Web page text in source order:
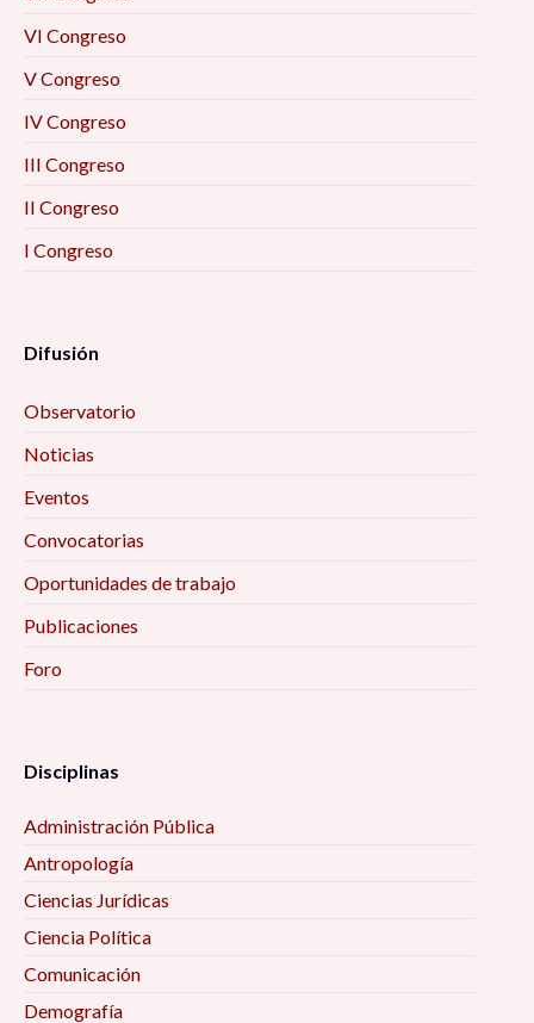
VI Congreso
V Congreso
IV Congreso
III Congreso
II Congreso
I Congreso
Difusión
Observatorio
Noticias
Eventos
Convocatorias
Oportunidades de trabajo
Publicaciones
Foro
Disciplinas
Administración Pública
Antropología
Ciencias Jurídicas
Ciencia Política
Comunicación
Demografía